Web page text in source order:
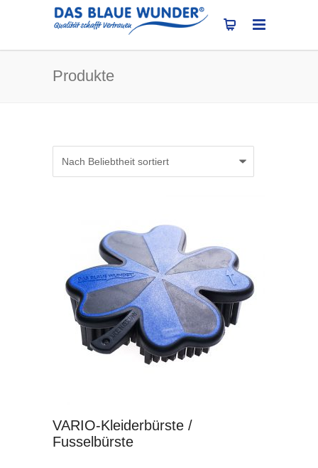
Produkte
VARIO-Kleiderbürste /
Fusselbürste